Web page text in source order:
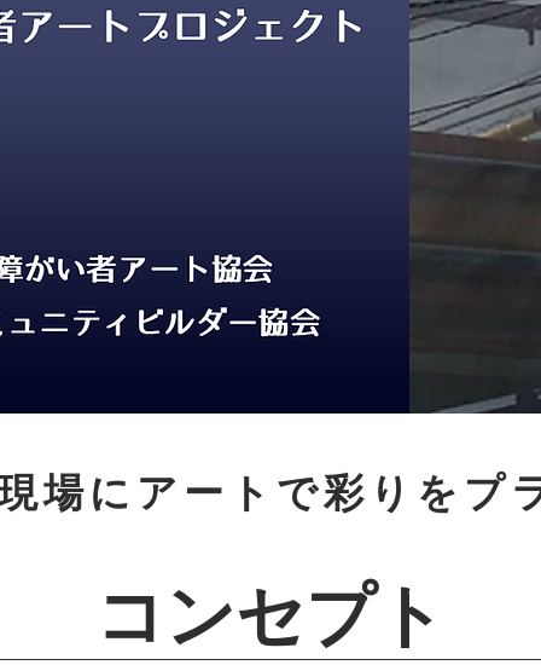
場にアートで彩りをプ
コンセプト